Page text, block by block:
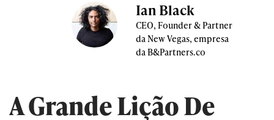
Ian Black
CEO, Founder & Partner
da New Vegas, empresa
da B&Partners.co
A Grande Lição De